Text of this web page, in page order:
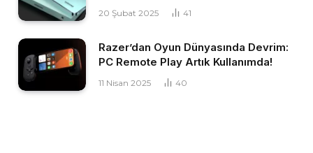
20 Şubat 2025 41
Razer’dan Oyun Dünyasında Devrim:
PC Remote Play Artık Kullanımda!
11 Nisan 2025 40